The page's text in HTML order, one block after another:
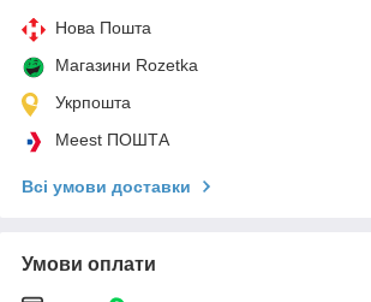
Нова Пошта
Магазини Rozetka
Укрпошта
Meest ПОШТА
Всі умови доставки
Умови оплати